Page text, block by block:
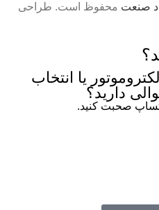
صنعت محفوظ است. طراحی
یا انتخاب
دارید؟
صحبت کنید.